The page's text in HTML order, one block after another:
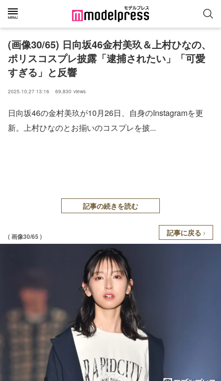
(画像30/65) 日向坂46金村美玖＆上村ひなの、
ポリスコスプレ披露「逮捕されたい」「可愛
すぎる」と反響
2025.10.27 13:16 69,830 views
日向坂46の金村美玖が10月26日、自身のInstagramを更
新。上村ひなのとお揃いのコスプレを披...
記事の続きを読む
( 画像30/65 ) 記事に戻る